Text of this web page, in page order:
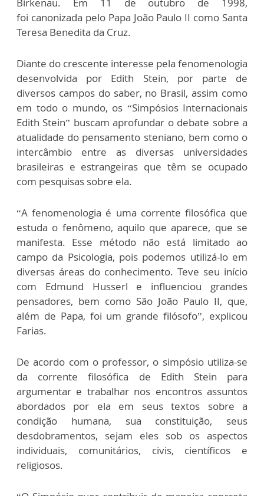
Birkenau. Em 11 de outubro de 1998,
foi canonizada pelo Papa João Paulo II como Santa
Teresa Benedita da Cruz.
Diante do crescente interesse pela fenomenologia
desenvolvida por Edith Stein, por parte de
diversos campos do saber, no Brasil, assim como
em todo o mundo, os “Simpósios Internacionais
Edith Stein” buscam aprofundar o debate sobre a
atualidade do pensamento steniano, bem como o
intercâmbio entre as diversas universidades
brasileiras e estrangeiras que têm se ocupado
com pesquisas sobre ela.
“A fenomenologia é uma corrente filosófica que
estuda o fenômeno, aquilo que aparece, que se
manifesta. Esse método não está limitado ao
campo da Psicologia, pois podemos utilizá-lo em
diversas áreas do conhecimento. Teve seu início
com Edmund Husserl e influenciou grandes
pensadores, bem como São João Paulo II, que,
além de Papa, foi um grande filósofo”, explicou
Farias.
De acordo com o professor, o simpósio utiliza-se
da corrente filosófica de Edith Stein para
argumentar e trabalhar nos encontros assuntos
abordados por ela em seus textos sobre a
condição humana, sua constituição, seus
desdobramentos, sejam eles sob os aspectos
individuais, comunitários, civis, científicos e
religiosos.